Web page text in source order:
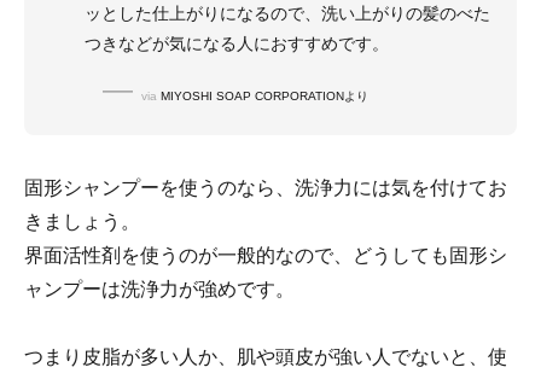
ッとした仕上がりになるので、洗い上がりの髪のべた
つきなどが気になる人におすすめです。
via MIYOSHI SOAP CORPORATIONより
固形シャンプーを使うのなら、洗浄力には気を付けてお
きましょう。
界面活性剤を使うのが一般的なので、どうしても固形シ
ャンプーは洗浄力が強めです。
つまり皮脂が多い人か、肌や頭皮が強い人でないと、使